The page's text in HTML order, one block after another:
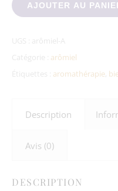
AJOUTER AU
UGS :
arômiel-A
Catégorie : arômiel
aromathérapie
Description
Avis (0)
DESCRIPTION